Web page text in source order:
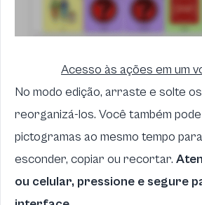
Acesso às ações em um
No modo edição, arraste e solte
reorganizá-los. Você também
pictogramas ao mesmo tempo
esconder, copiar ou recortar.
ou celular, pressione e segure